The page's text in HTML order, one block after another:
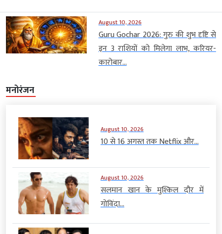
August 10, 2026
Guru Gochar 2026: गुरु की शुभ दृष्टि से
इन 3 राशियों को मिलेगा लाभ, करियर-
कारोबार...
मनोरंजन
August 10, 2026
10 से 16 अगस्त तक Netflix और...
August 10, 2026
सलमान खान के मुश्किल दौर में
गोविंदा...